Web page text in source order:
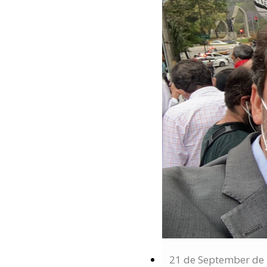
21 de September de